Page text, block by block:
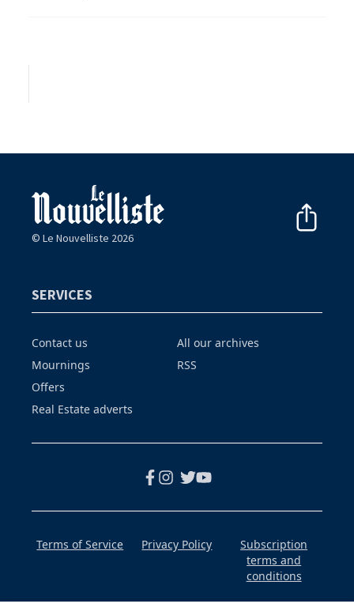
© Le Nouvelliste 2026
SERVICES
Contact us
Mournings
Offers
Real Estate adverts
All our archives
RSS
Terms of Service Privacy Policy
Subscription
terms and
conditions